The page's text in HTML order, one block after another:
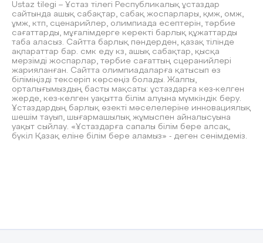
Ustaz tilegi – Ұстаз тілегі Республикалық ұстаздар
сайтында ашық сабақтар, сабақ жоспарлары, қмж, омж,
ұмж, ктп, сценарийлер, олимпиада есептерін, тәрбие
сағаттарды, мұғалімдерге керекті барлық құжаттарды
таба аласыз. Сайтта барлық пәндерден, қазақ тілінде
ақпараттар бар. смк еду кз, ашық сабақтар, қысқа
мерзімді жоспарлар, тәрбие сағаттың сцеранийлері
жарияланған. Сайтта олимпиадаларға қатысып өз
біліміңізді тексеріп көрсеңіз болады. Жалпы,
орталығымыздың басты мақсаты: ұстаздарға кез-келген
жерде, кез-келген уақытта білім алуына мүмкіндік беру.
Ұстаздардың барлық өзекті мәселелеріне инновациялық
шешім тауып, шығармашылық жұмыспен айналысуына
уақыт сыйлау. «Ұстаздарға сапалы білім бере алсақ,
бүкіл Қазақ еліне білім бере аламыз» - деген сенімдеміз.